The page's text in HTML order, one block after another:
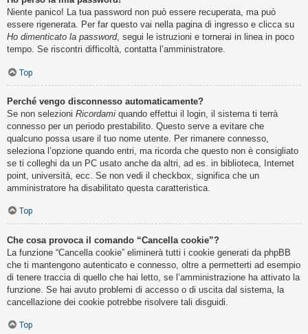
Niente panico! La tua password non può essere recuperata, ma può
essere rigenerata. Per far questo vai nella pagina di ingresso e clicca su
Ho dimenticato la password, segui le istruzioni e tornerai in linea in poco
tempo. Se riscontri difficoltà, contatta l’amministratore.
Top
Perché vengo disconnesso automaticamente?
Se non selezioni Ricordami quando effettui il login, il sistema ti terrà
connesso per un periodo prestabilito. Questo serve a evitare che
qualcuno possa usare il tuo nome utente. Per rimanere connesso,
seleziona l’opzione quando entri, ma ricorda che questo non è consigliato
se ti colleghi da un PC usato anche da altri, ad es. in biblioteca, Internet
point, università, ecc. Se non vedi il checkbox, significa che un
amministratore ha disabilitato questa caratteristica.
Top
Che cosa provoca il comando “Cancella cookie”?
La funzione “Cancella cookie” eliminerà tutti i cookie generati da phpBB
che ti mantengono autenticato e connesso, oltre a permetterti ad esempio
di tenere traccia di quello che hai letto, se l’amministrazione ha attivato la
funzione. Se hai avuto problemi di accesso o di uscita dal sistema, la
cancellazione dei cookie potrebbe risolvere tali disguidi.
Top